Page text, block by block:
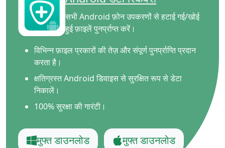
सभी Android फ़ोन उपकरणों से हटाई गई/खोई
हुई फ़ाइलें पुनर्प्राप्त करें।
विभिन्न फ़ाइल प्रकारों की तेज़ और संपूर्ण पुनर्प्राप्ति प्रदान
करता है।
क्षतिग्रस्त Android डिवाइस से सुरक्षित रूप से डेटा
निकालें।
100% सुरक्षा की गारंटी।
मुफ्त डाउनलोड मुफ्त डाउनलोड